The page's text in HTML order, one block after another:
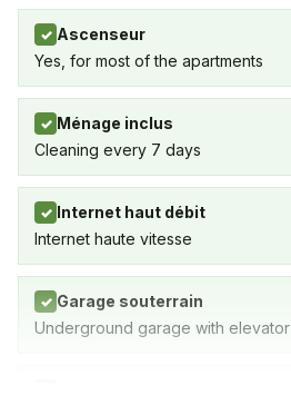
✓ Ascenseur
Yes, for most of the apartments
✓ Ménage inclus
Cleaning every 7 days
✓ Internet haut débit
Internet haute vitesse
✓ Garage souterrain
Underground garage with elevator